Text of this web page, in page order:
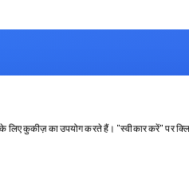
हम 24/7 आपके साथ हैं।
लिए कुकीज़ का उपयोग करते हैं। "स्वीकार करें" पर